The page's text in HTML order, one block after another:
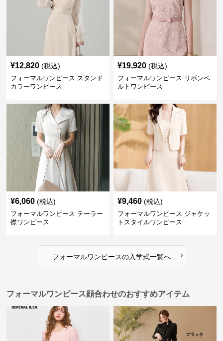
¥12,820 (税込)
フォーマルワンピース スタンド
カラーワンピース
¥19,920 (税込)
フォーマルワンピース リボンベ
ルトワンピース
¥6,060 (税込)
フォーマルワンピース テーラー
襟ワンピース
¥9,460 (税込)
フォーマルワンピース ジャケッ
トスタイルワンピース
フォーマルワンピースの入学式一覧へ ›
フォーマルワンピース顔合わせのおすすめアイテム